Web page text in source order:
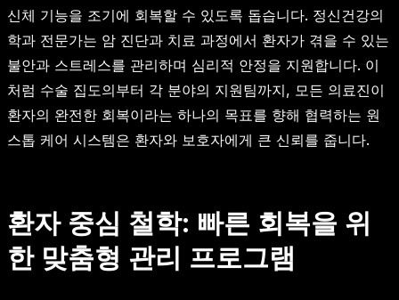
신체 기능을 조기에 회복할 수 있도록 돕습니다. 정신건강의
학과 전문가는 암 진단과 치료 과정에서 환자가 겪을 수 있는
불안과 스트레스를 관리하며 심리적 안정을 지원합니다. 이
처럼 수술 집도의부터 각 분야의 지원팀까지, 모든 의료진이
환자의 완전한 회복이라는 하나의 목표를 향해 협력하는 원
스톱 케어 시스템은 환자와 보호자에게 큰 신뢰를 줍니다.
환자 중심 철학: 빠른 회복을 위
한 맞춤형 관리 프로그램